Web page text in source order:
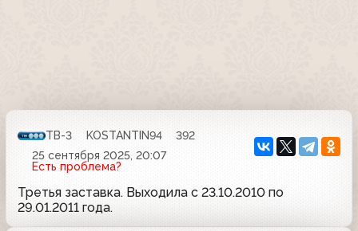
ТВ-3 KOSTANTIN94
392
25 сентября 2025, 20:07
Есть проблема?
Третья заставка. Выходила с 23.10.2010 по
29.01.2011 года.